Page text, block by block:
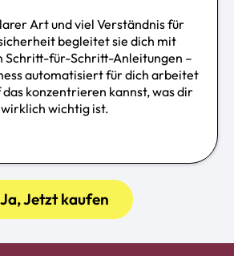
Art und viel Verständnis für
begleitet sie dich mit
Schritt-für-Schritt-Anleitungen –
automatisiert für dich arbeitet
das konzentrieren kannst, was dir
wirklich wichtig ist.
Ja, Jetzt kaufen